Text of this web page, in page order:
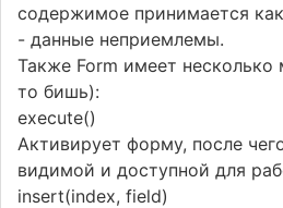
содержимое принимается
- данные неприемлемы.
Также Form имеет
то бишь):
execute()
Активирует форму, после
видимой и доступной для
insert(index, field)